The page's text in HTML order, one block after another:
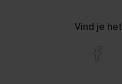
Vind je